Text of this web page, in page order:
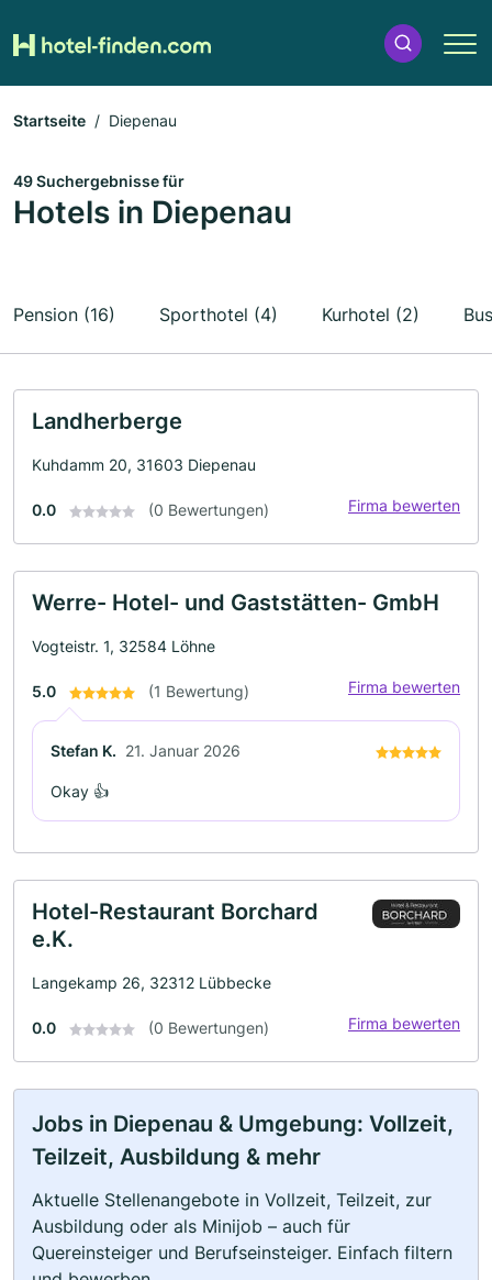
Startseite Diepenau
49 Suchergebnisse für
Hotels in Diepenau
Pension (16) Sporthotel (4) Kurhotel (2)
Landherberge
Kuhdamm 20, 31603 Diepenau
0.0 (0 Bewertungen) Firma bewerten
Werre- Hotel- und Gaststätten- GmbH
Vogteistr. 1, 32584 Löhne
5.0 (1 Bewertung) Firma bewerten
Stefan K. 21. Januar 2026
Okay 👍
Hotel-Restaurant Borchard
e.K.
Langekamp 26, 32312 Lübbecke
0.0 (0 Bewertungen) Firma bewerten
Jobs in Diepenau & Umgebung: Vollzeit,
Teilzeit, Ausbildung & mehr
Aktuelle Stellenangebote in Vollzeit, Teilzeit, zur
Ausbildung oder als Minijob – auch für
Quereinsteiger und Berufseinsteiger. Einfach filtern